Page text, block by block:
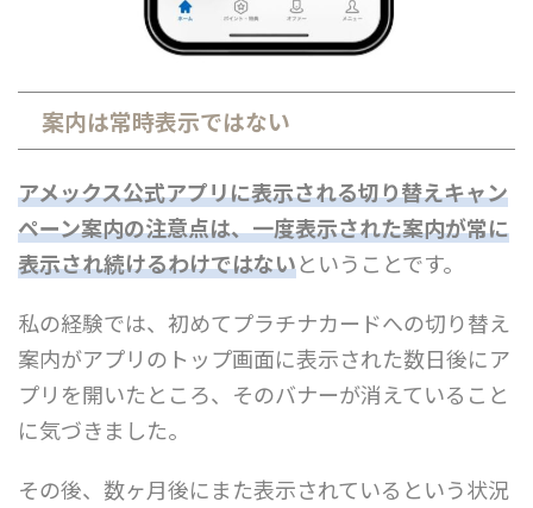
案内は常時表示ではない
アメックス公式アプリに表示される切り替えキャン
ペーン案内の注意点は、一度表示された案内が常に
表示され続けるわけではないということです。
私の経験では、初めてプラチナカードへの切り替え
案内がアプリのトップ画面に表示された数日後にア
プリを開いたところ、そのバナーが消えていること
に気づきました。
その後、数ヶ月後にまた表示されているという状況